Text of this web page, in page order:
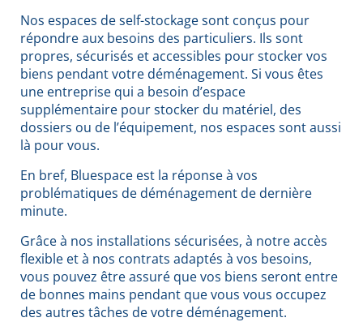
Nos espaces de self-stockage sont conçus pour
répondre aux besoins des particuliers. Ils sont
propres, sécurisés et accessibles pour stocker vos
biens pendant votre déménagement. Si vous êtes
une entreprise qui a besoin d’espace
supplémentaire pour stocker du matériel, des
dossiers ou de l’équipement, nos espaces sont aussi
là pour vous.
En bref, Bluespace est la réponse à vos
problématiques de déménagement de dernière
minute.
Grâce à nos installations sécurisées, à notre accès
flexible et à nos contrats adaptés à vos besoins,
vous pouvez être assuré que vos biens seront entre
de bonnes mains pendant que vous vous occupez
des autres tâches de votre déménagement.